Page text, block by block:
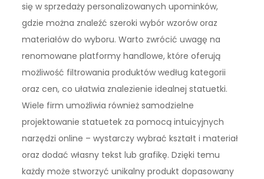
się w sprzedaży personalizowanych upominków,
gdzie można znaleźć szeroki wybór wzorów oraz
materiałów do wyboru. Warto zwrócić uwagę na
renomowane platformy handlowe, które oferują
możliwość filtrowania produktów według kategorii
oraz cen, co ułatwia znalezienie idealnej statuetki.
Wiele firm umożliwia również samodzielne
projektowanie statuetek za pomocą intuicyjnych
narzędzi online – wystarczy wybrać kształt i materiał
oraz dodać własny tekst lub grafikę. Dzięki temu
każdy może stworzyć unikalny produkt dopasowany